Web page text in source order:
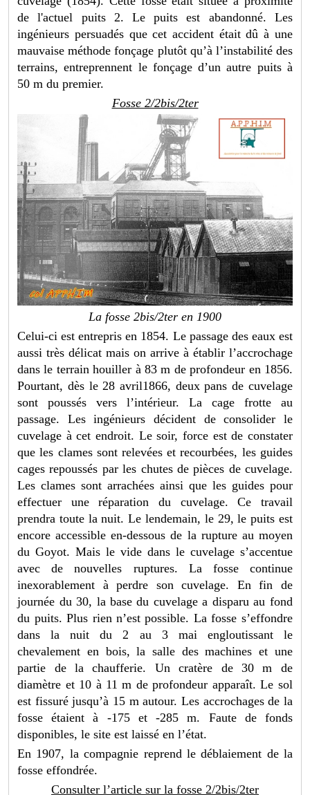
de l'actuel puits 2. Le puits est abandonné. Les
ingénieurs persuadés que cet accident était dû à une
mauvaise méthode fonçage plutôt qu’à l’instabilité des
terrains, entreprennent le fonçage d’un autre puits à
50 m du premier.
Fosse 2/2bis/2ter
La fosse 2bis/2ter en 1900
Celui-ci est entrepris en 1854. Le passage des eaux est
aussi très délicat mais on arrive à établir l’accrochage
dans le terrain houiller à 83 m de profondeur en 1856.
Pourtant, dès le 28 avril1866, deux pans de cuvelage
sont poussés vers l’intérieur. La cage frotte au
passage. Les ingénieurs décident de consolider le
cuvelage à cet endroit. Le soir, force est de constater
que les clames sont relevées et recourbées, les guides
cages repoussés par les chutes de pièces de cuvelage.
Les clames sont arrachées ainsi que les guides pour
effectuer une réparation du cuvelage. Ce travail
prendra toute la nuit. Le lendemain, le 29, le puits est
encore accessible en-dessous de la rupture au moyen
du Goyot. Mais le vide dans le cuvelage s’accentue
avec de nouvelles ruptures. La fosse continue
inexorablement à perdre son cuvelage. En fin de
journée du 30, la base du cuvelage a disparu au fond
du puits. Plus rien n’est possible. La fosse s’effondre
dans la nuit du 2 au 3 mai engloutissant le
chevalement en bois, la salle des machines et une
partie de la chaufferie. Un cratère de 30 m de
diamètre et 10 à 11 m de profondeur apparaît. Le sol
est fissuré jusqu’à 15 m autour. Les accrochages de la
fosse étaient à -175 et -285 m. Faute de fonds
disponibles, le site est laissé en l’état.
En 1907, la compagnie reprend le déblaiement de la
fosse effondrée.
Consulter l’article sur la fosse 2/2bis/2ter